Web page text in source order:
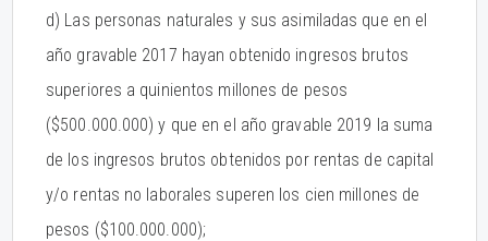
d) Las personas naturales y sus asimiladas que en el
año gravable 2017 hayan obtenido ingresos brutos
superiores a quinientos millones de pesos
($500.000.000) y que en el año gravable 2019 la suma
de los ingresos brutos obtenidos por rentas de capital
y/o rentas no laborales superen los cien millones de
pesos ($100.000.000);